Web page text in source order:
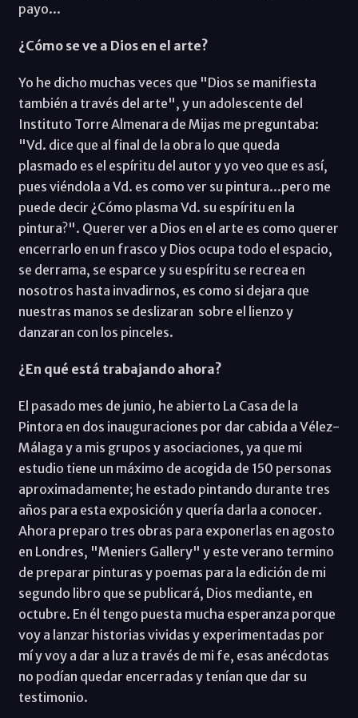
payo...
¿Cómo se ve a Dios en el arte?
Yo he dicho muchas veces que "Dios se manifiesta
también a través del arte", y un adolescente del
Instituto Torre Almenara de Mijas me preguntaba:
"Vd. dice que al final de la obra lo que queda
plasmado es el espíritu del autor y yo veo que es así,
pues viéndola a Vd. es como ver su pintura...pero me
puede decir ¿Cómo plasma Vd. su espíritu en la
pintura?". Querer ver a Dios en el arte es como querer
encerrarlo en un frasco y Dios ocupa todo el espacio,
se derrama, se esparce y su espíritu se recrea en
nosotros hasta invadirnos, es como si dejara que
nuestras manos se deslizaran sobre el lienzo y
danzaran con los pinceles.
¿En qué está trabajando ahora?
El pasado mes de junio, he abierto La Casa de la
Pintora en dos inauguraciones por dar cabida a Vélez-
Málaga y a mis grupos y asociaciones, ya que mi
estudio tiene un máximo de acogida de 150 personas
aproximadamente; he estado pintando durante tres
años para esta exposición y quería darla a conocer.
Ahora preparo tres obras para exponerlas en agosto
en Londres, "Meniers Gallery" y este verano termino
de preparar pinturas y poemas para la edición de mi
segundo libro que se publicará, Dios mediante, en
octubre. En él tengo puesta mucha esperanza porque
voy a lanzar historias vividas y experimentadas por
mí y voy a dar a luz a través de mi fe, esas anécdotas
no podían quedar encerradas y tenían que dar su
testimonio.